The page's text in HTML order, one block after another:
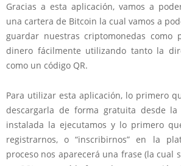
Gracias a esta aplicación, vamos a
una cartera de Bitcoin la cual vamos a
guardar nuestras criptomonedas como
dinero fácilmente utilizando tanto la
como un código QR.
Para utilizar esta aplicación, lo primero
descargarla de forma gratuita desde la
instalada la ejecutamos y lo primero
registrarnos, o “inscribirnos” en la
proceso nos aparecerá una frase (la cual